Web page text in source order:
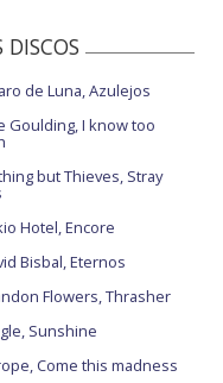
DISCOS
de Luna, Azulejos
Goulding, I know too
but Thieves, Stray
Hotel, Encore
Bisbal, Eternos
Flowers, Thrasher
Sunshine
Come this madness